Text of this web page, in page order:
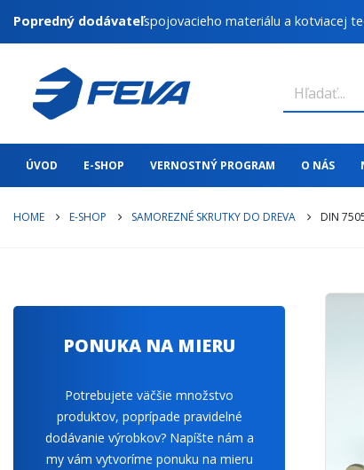
Popredný dodávateľspojovacieho materiálu a kotviacej
ÚVOD E-SHOP VERNOSTNÝ PROGRAM O NÁS
HOME E-SHOP SAMOREZNÉ SKRUTKY DO DREVA DIN
PONUKA NA MIERU
Potrebujete väčšie množstvo
produktov, poprípade pravidelné
dodávanie výrobkov? Napíšte nám a
my vám vytvoríme ponuku na mieru